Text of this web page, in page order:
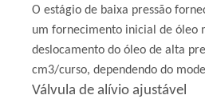
O estágio de baixa pressão
um fornecimento inicial de óleo
deslocamento do óleo de alta
cm3/curso, dependendo do
Válvula de alívio ajustável